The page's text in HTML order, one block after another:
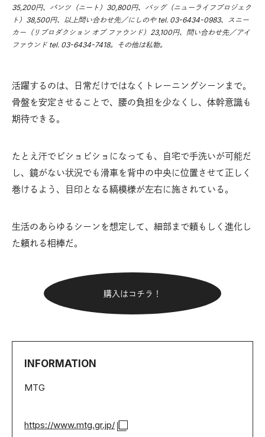
35,200円、パンツ（ニート）30,800円、バッグ（ニューライフプロジェク
ト）38,500円、以上問い合わせ先／にしのや tel. 03-6434-0983、スニー
カー（リプロダクション オブ ファウンド）23,100円、問い合わせ先／アイ
ファウンド tel. 03-6434-7418。その他は私物。
活躍するのは、日常だけではなくトレーニングシーンまで。
骨盤を安定させることで、腰の負担を少なくし、体幹意識も
期待できる。
たとえ汗でビショビショになっても、自宅で手洗いが可能だ
し、鏡がない状況でも滑車を背中の中央に位置させて正しく
巻けるよう、目印となる縞模様が左右に施されている。
生活のあらゆるシーンを想定して、細部まで頼もしく進化し
た頼れる相棒だ。
購入はコチラ！
INFORMATION
MTG
https://www.mtg.gr.jp/